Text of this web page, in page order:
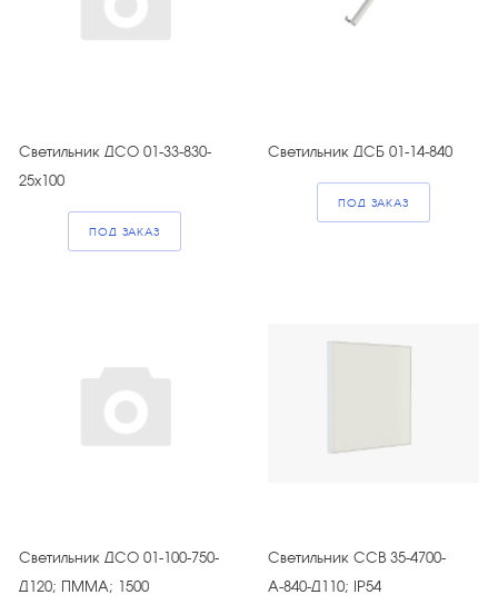
Светильник ДСО 01-33-830-
25x100
ПОД ЗАКАЗ
Светильник ДСБ 01-14-840
ПОД ЗАКАЗ
Светильник ДСО 01-100-750-
Д120; ПММА; 1500
Светильник ССВ 35-4700-
А-840-Д110; IP54